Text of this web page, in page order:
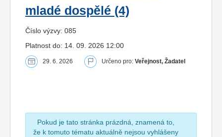
mladé dospělé (4)
Číslo výzvy: 085
Platnost do: 14. 09. 2026 12:00
29. 6. 2026 Určeno pro: Veřejnost, Žadatel
Pokud je tato stránka prázdná, znamená to,
že k tomuto tématu aktuálně nejsou vyhlášeny